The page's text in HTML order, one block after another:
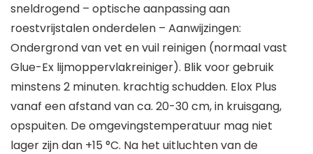
sneldrogend – optische aanpassing aan
roestvrijstalen onderdelen – Aanwijzingen:
Ondergrond van vet en vuil reinigen (normaal vast
Glue-Ex lijmoppervlakreiniger). Blik voor gebruik
minstens 2 minuten. krachtig schudden. Elox Plus
vanaf een afstand van ca. 20-30 cm, in kruisgang,
opspuiten. De omgevingstemperatuur mag niet
lager zijn dan +15 °C. Na het uitluchten van de